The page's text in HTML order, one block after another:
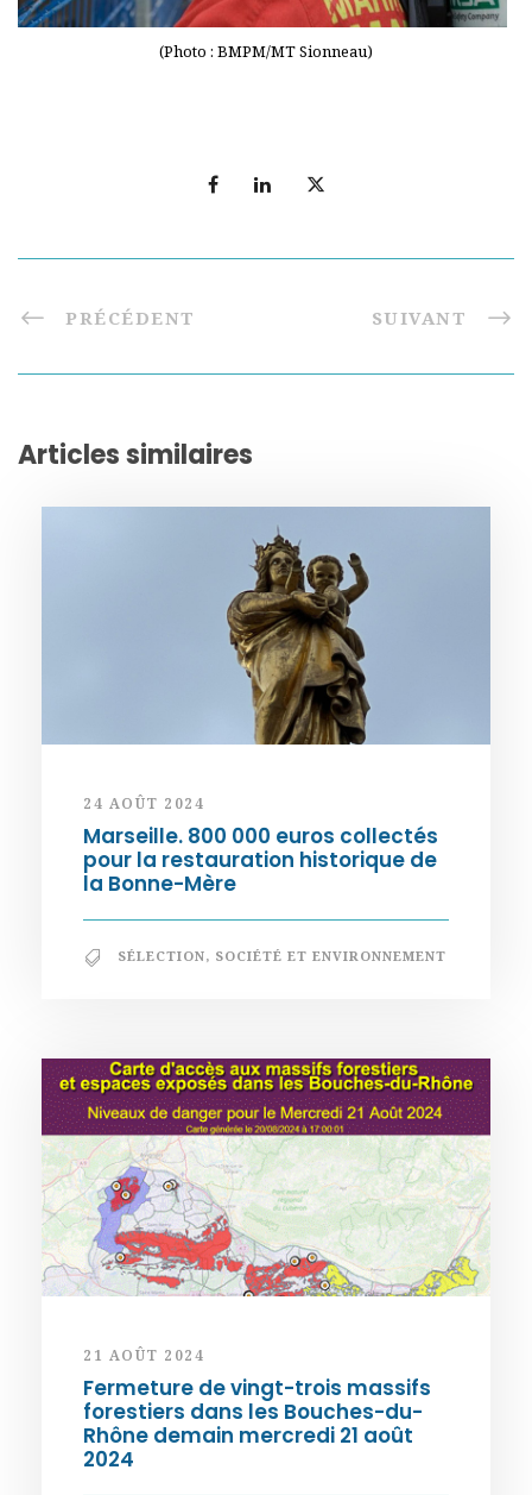
(Photo : BMPM/MT Sionneau)
PRÉCÉDENT SUIVANT
Articles similaires
24 AOÛT 2024
Marseille. 800 000 euros collectés
pour la restauration historique de
la Bonne-Mère
SÉLECTION, SOCIÉTÉ ET ENVIRONNEMENT
21 AOÛT 2024
Fermeture de vingt-trois massifs
forestiers dans les Bouches-du-
Rhône demain mercredi 21 août
2024